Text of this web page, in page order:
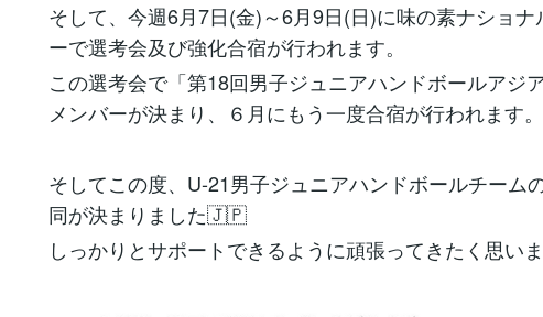
そして、今週6月7日(金)～6月9日(日)に味の素ナショナ
ーで選考会及び強化合宿が行われます。
この選考会で「第18回男子ジュニアハンドボールアジ
メンバーが決まり、６月にもう一度合宿が行われます。
そしてこの度、U-21男子ジュニアハンドボールチーム
同が決まりました🇯🇵
しっかりとサポートできるように頑張ってきたく思いま